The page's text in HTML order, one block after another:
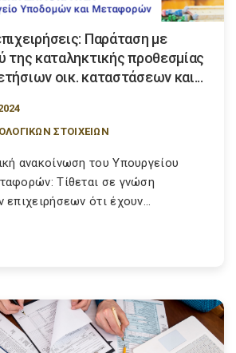
Παράταση με
της καταληκτικής προθεσμίας
οικ. καταστάσεων και...
ΣΤΟΙΧΕΙΩΝ
ανακοίνωση του Υπουργείου
Τίθεται σε γνώση
ότι έχουν...